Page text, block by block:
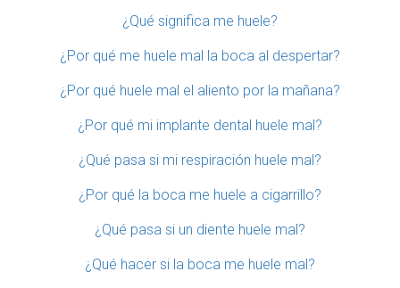
¿Qué significa me huele?
¿Por qué me huele mal la boca al despertar?
¿Por qué huele mal el aliento por la mañana?
¿Por qué mi implante dental huele mal?
¿Qué pasa si mi respiración huele mal?
¿Por qué la boca me huele a cigarrillo?
¿Qué pasa si un diente huele mal?
¿Qué hacer si la boca me huele mal?